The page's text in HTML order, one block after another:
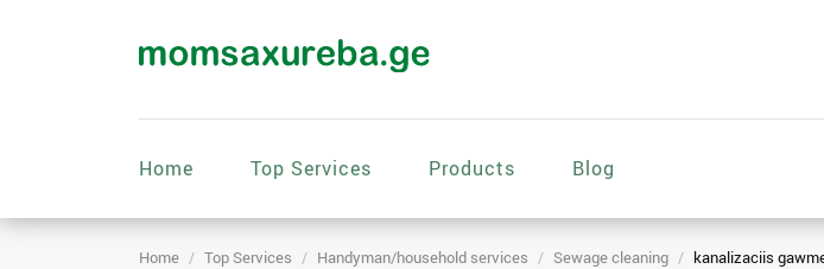
Home Top Services Products Blog
Home Top Services Handyman/household services Sewage cleaning kanalizaciis